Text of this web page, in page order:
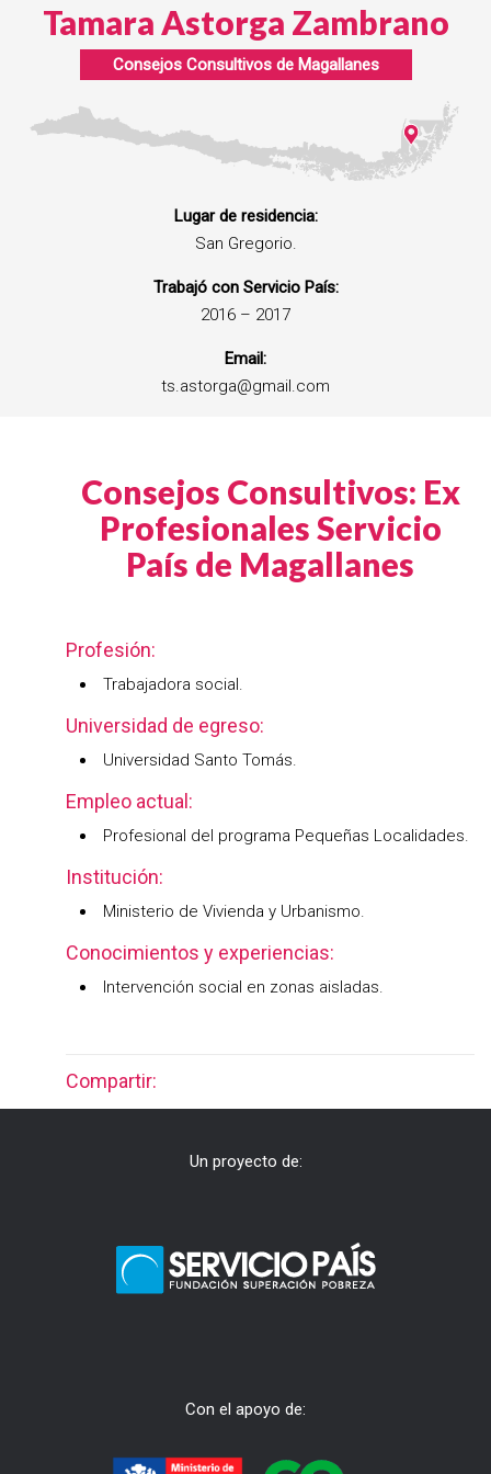
Tamara Astorga Zambrano
Consejos Consultivos de Magallanes
Lugar de residencia:
San Gregorio.
Trabajó con Servicio País:
2016 – 2017
Email:
ts.astorga@gmail.com
Consejos Consultivos: Ex
Profesionales Servicio
País de Magallanes
Profesión:
Trabajadora social.
Universidad de egreso:
Universidad Santo Tomás.
Empleo actual:
Profesional del programa Pequeñas Localidades.
Institución:
Ministerio de Vivienda y Urbanismo.
Conocimientos y experiencias:
Intervención social en zonas aisladas.
Compartir:
Un proyecto de:
Con el apoyo de: